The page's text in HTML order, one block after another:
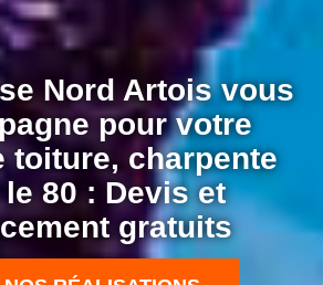
Nord Artois vous
pour votre
toiture, charpente
80 : Devis et
gratuits